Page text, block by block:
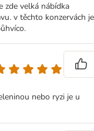
zde velká nábídka
v těchto konzervách je
nebo ryzi je u